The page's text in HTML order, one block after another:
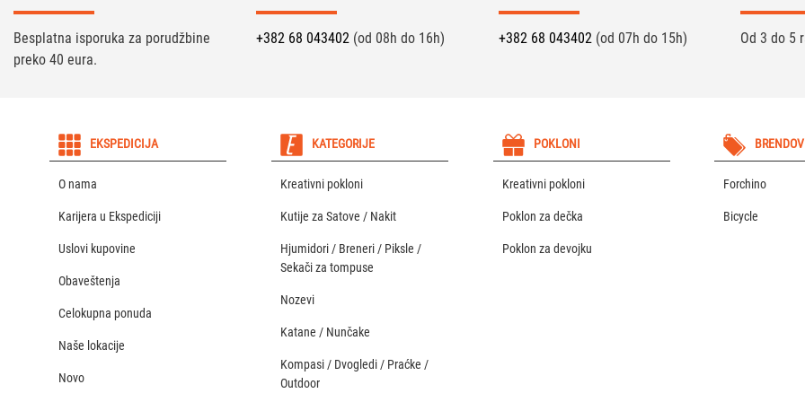
Besplatna isporuka za porudžbine
preko 40 eura.
+382 68 043402 (od 08h do 16h) +382 68 043402 (od 07h do 15h) Od 3 do 5
EKSPEDICIJA
O nama
Karijera u Ekspediciji
Uslovi kupovine
Obaveštenja
Celokupna ponuda
Naše lokacije
Novo
KATEGORIJE
Kreativni pokloni
Kutije za Satove / Nakit
Hjumidori / Breneri / Piksle /
Sekači za tompuse
Nozevi
Katane / Nunčake
Kompasi / Dvogledi / Praćke /
Outdoor
POKLONI
Kreativni pokloni
Poklon za dečka
Poklon za devojku
Forchino
Bicycle